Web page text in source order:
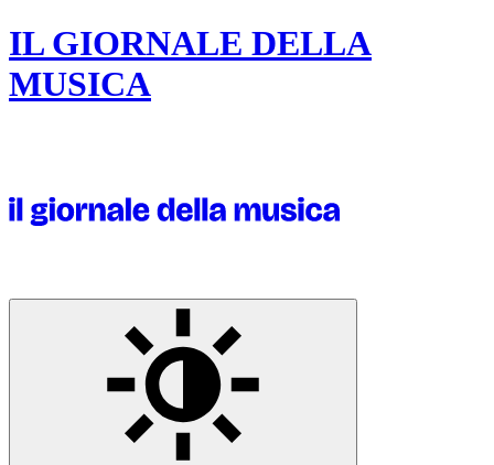
IL GIORNALE DELLA
MUSICA